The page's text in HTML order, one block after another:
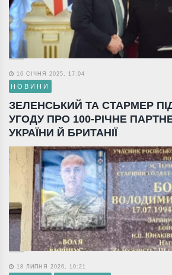
16 СІЧНЯ 2025, 17:04
НОВИНИ
ЗЕЛЕНСЬКИЙ ТА СТАРМЕР
УГОДУ ПРО 100-РІЧНЕ
УКРАЇНИ Й БРИТАНІЇ
18 ЛИПНЯ 2026, 10:21